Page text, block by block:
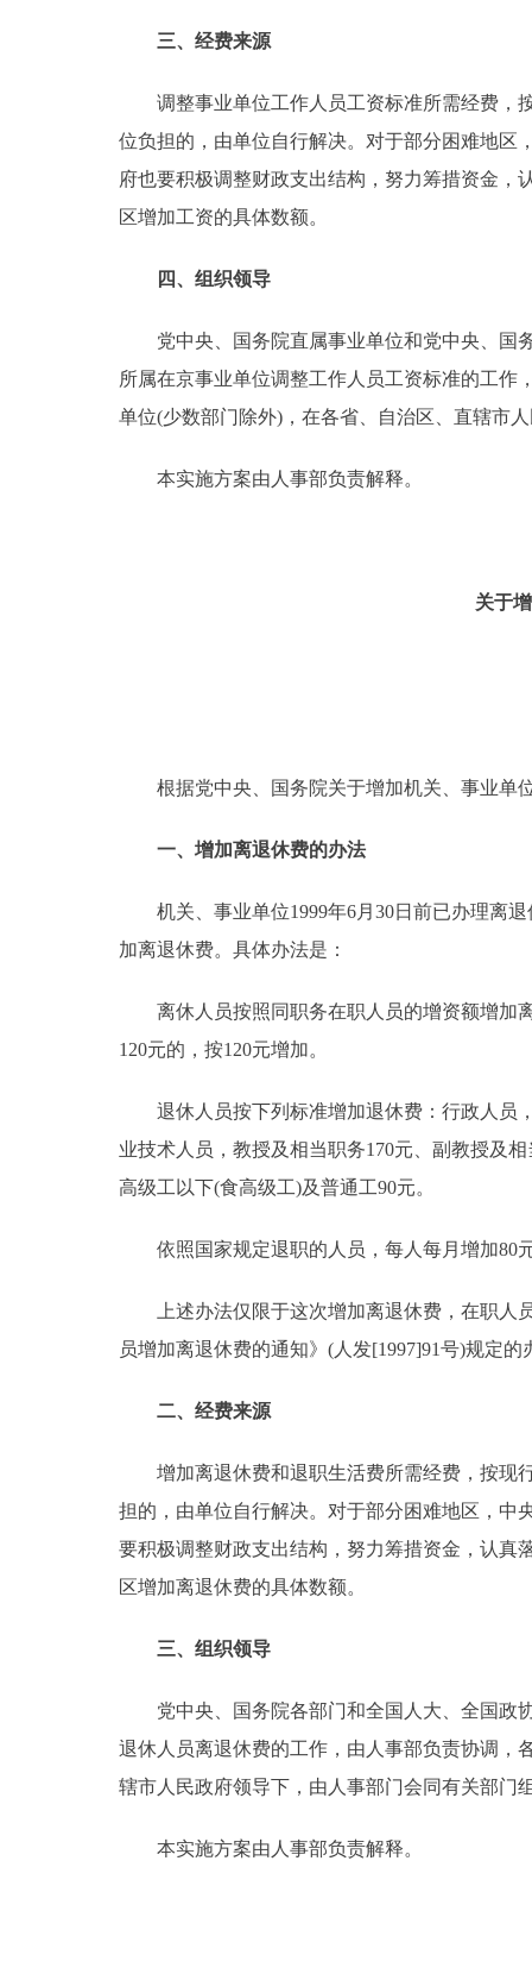
三、经费来源
调整事业单位工作人员工资标准所需经费，按
位负担的，由单位自行解决。对于部分困难地区
府也要积极调整财政支出结构，努力筹措资金
区增加工资的具体数额。
四、组织领导
党中央、国务院直属事业单位和党中央、国务
所属在京事业单位调整工作人员工资标准的工作
单位(少数部门除外)，在各省、自治区、直辖市
本实施方案由人事部负责解释。
关于
根据党中央、国务院关于增加机关、事业单
一、增加离退休费的办法
机关、事业单位1999年6月30日前已办理离退
加离退休费。具体办法是：
离休人员按照同职务在职人员的增资额增加离
120元的，按120元增加。
退休人员按下列标准增加退休费：行政人员，
业技术人员，教授及相当职务170元、副教授及
高级工以下(食高级工)及普通工90元。
依照国家规定退职的人员，每人每月增加80
上述办法仅限于这次增加离退休费，在职人员
员增加离退休费的通知》(人发[1997]91号)规定的
二、经费来源
增加离退休费和退职生活费所需经费，按现行
担的，由单位自行解决。对于部分困难地区，中
要积极调整财政支出结构，努力筹措资金，认真
区增加离退休费的具体数额。
三、组织领导
党中央、国务院各部门和全国人大、全国政协
退休人员离退休费的工作，由人事部负责协调，
辖市人民政府领导下，由人事部门会同有关部门
本实施方案由人事部负责解释。